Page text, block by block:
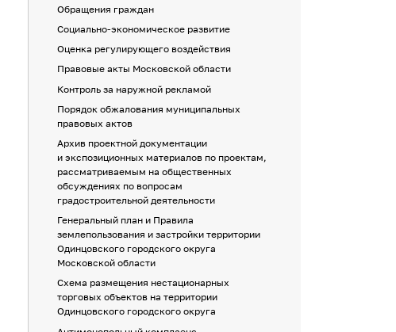
Обращения граждан
Социально-экономическое развитие
Оценка регулирующего воздействия
Правовые акты Московской области
Контроль за наружной рекламой
Порядок обжалования муниципальных
правовых актов
Архив проектной документации
и экспозиционных материалов по проектам,
рассматриваемым на общественных
обсуждениях по вопросам
градостроительной деятельности
Генеральный план и Правила
землепользования и застройки территории
Одинцовского городского округа
Московской области
Схема размещения нестационарных
торговых объектов на территории
Одинцовского городского округа